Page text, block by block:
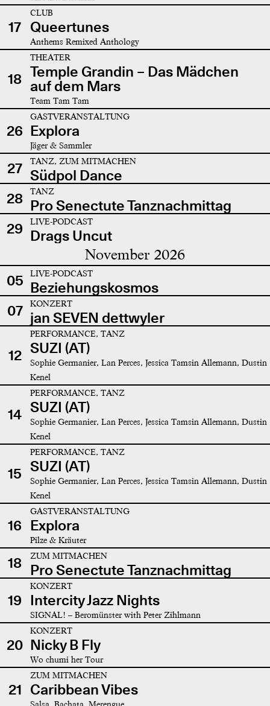
17
CLUB
Queertunes
Anthems Remixed Anthology
18
THEATER
Temple Grandin – Das Mädchen
auf dem Mars
Team Tam Tam
26
GASTVERANSTALTUNG
Explora
Jäger & Sammler
27 TANZ, ZUM MITMACHEN
Südpol Dance
28
TANZ
Pro Senectute Tanznachmittag
29
LIVE-PODCAST
Drags Uncut
November 2026
05 LIVE-PODCAST
Beziehungskosmos
07
KONZERT
jan SEVEN dettwyler
12
PERFORMANCE, TANZ
SUZI (AT)
Sophie Germanier, Lan Perces, Jessica Tamsin Allemann, Dustin
Kenel
14
PERFORMANCE, TANZ
SUZI (AT)
Sophie Germanier, Lan Perces, Jessica Tamsin Allemann, Dustin
Kenel
15
PERFORMANCE, TANZ
SUZI (AT)
Sophie Germanier, Lan Perces, Jessica Tamsin Allemann, Dustin
Kenel
16
GASTVERANSTALTUNG
Explora
Pilze & Kräuter
18 ZUM MITMACHEN
Pro Senectute Tanznachmittag
19
KONZERT
Intercity Jazz Nights
SIGNAL! – Beromünster with Peter Zihlmann
20
KONZERT
Nicky B Fly
Wo chumi her Tour
21
ZUM MITMACHEN
Caribbean Vibes